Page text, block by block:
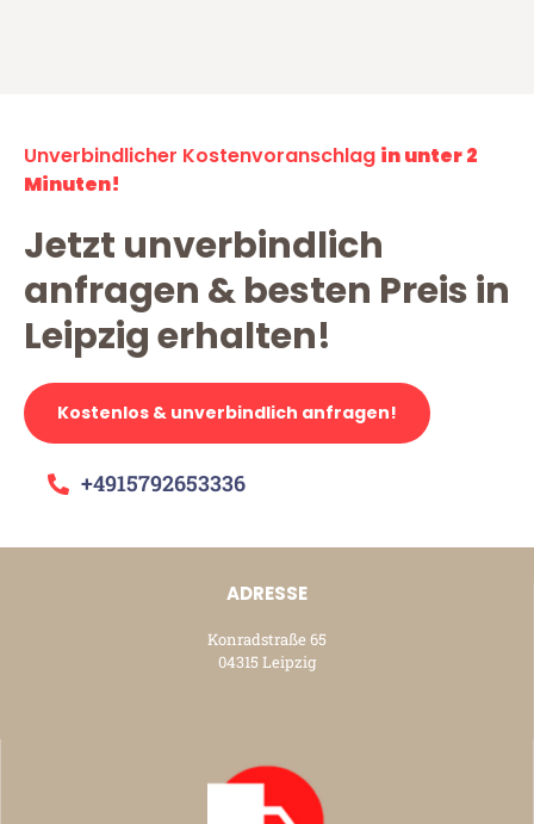
Unverbindlicher Kostenvoranschlag in unter 2
Minuten!
Jetzt unverbindlich
anfragen & besten Preis in
Leipzig erhalten!
Kostenlos & unverbindlich anfragen!
+4915792653336
ADRESSE
Konradstraße 65
04315 Leipzig